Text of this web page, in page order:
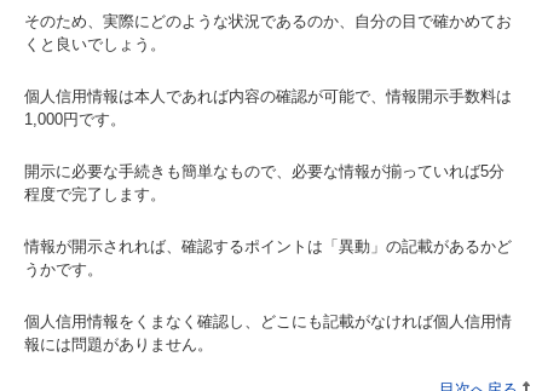
そのため、実際にどのような状況であるのか、自分の目で確かめてお
くと良いでしょう。
個人信用情報は本人であれば内容の確認が可能で、情報開示手数料は
1,000円です。
開示に必要な手続きも簡単なもので、必要な情報が揃っていれば5分
程度で完了します。
情報が開示されれば、確認するポイントは「異動」の記載があるかど
うかです。
個人信用情報をくまなく確認し、どこにも記載がなければ個人信用情
報には問題がありません。